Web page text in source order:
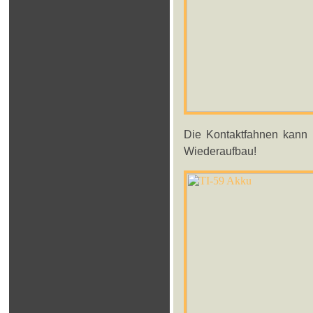
Die Kontaktfahnen
Wiederaufbau!